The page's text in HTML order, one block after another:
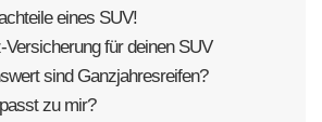
eines SUV!
Versicherung für deinen SUV
sind Ganzjahresreifen?
zu mir?